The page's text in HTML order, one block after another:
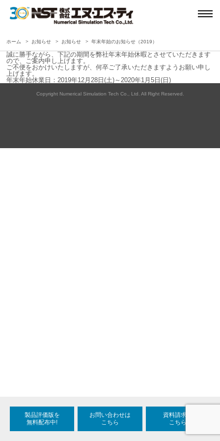
ホーム お知らせ お知らせ 年末年始のお知らせ（2019）
誠に勝手ながら、下記の期間を弊社年末年始休暇とさせていただきます
ので、ご案内申し上げます。
ご不便をおかけいたしますが、何卒ご了承いただきますようお願い申し
上げます。
年末年始休業日：2019年12月28日(土)～2020年1月5日(日)
Copyright Numerical Simulation Tech Co., Ltd. All Right Reserved.
製品評価版を
無料配布中!
お問い合わせは
こちら
資料請求は
こちら